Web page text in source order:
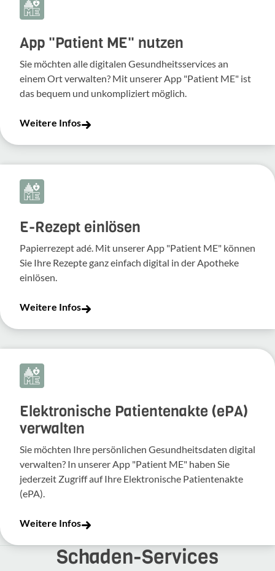
App "Patient ME" nutzen
Sie möchten alle digitalen Gesundheitsservices an
einem Ort verwalten? Mit unserer App "Patient ME" ist
das bequem und unkompliziert möglich.
Weitere Infos
E-Rezept einlösen
Papierrezept adé. Mit unserer App "Patient ME" können
Sie Ihre Rezepte ganz einfach digital in der Apotheke
einlösen.
Weitere Infos
Elektronische Patientenakte (ePA)
verwalten
Sie möchten Ihre persönlichen Gesundheitsdaten digital
verwalten? In unserer App "Patient ME" haben Sie
jederzeit Zugriff auf Ihre Elektronische Patientenakte
(ePA).
Weitere Infos
Schaden-​Services